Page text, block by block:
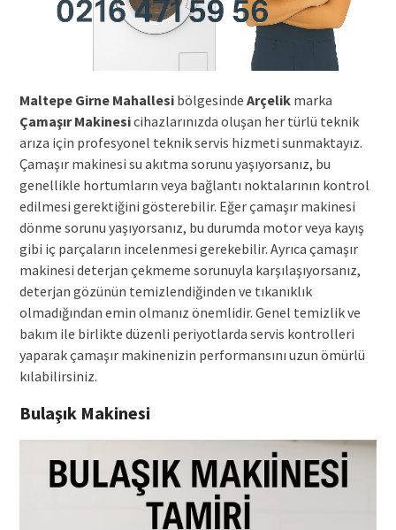
Maltepe Girne Mahallesibölgesinde Arçelikmarka
Çamaşır Makinesicihazlarınızda oluşan her türlü teknik
arıza için profesyonel teknik servis hizmeti sunmaktayız.
Çamaşır makinesi su akıtma sorunu yaşıyorsanız, bu
genellikle hortumların veya bağlantı noktalarının kontrol
edilmesi gerektiğini gösterebilir. Eğer çamaşır makinesi
dönme sorunu yaşıyorsanız, bu durumda motor veya kayış
gibi iç parçaların incelenmesi gerekebilir. Ayrıca çamaşır
makinesi deterjan çekmeme sorunuyla karşılaşıyorsanız,
deterjan gözünün temizlendiğinden ve tıkanıklık
olmadığından emin olmanız önemlidir. Genel temizlik ve
bakım ile birlikte düzenli periyotlarda servis kontrolleri
yaparak çamaşır makinenizin performansını uzun ömürlü
kılabilirsiniz.
Bulaşık Makinesi